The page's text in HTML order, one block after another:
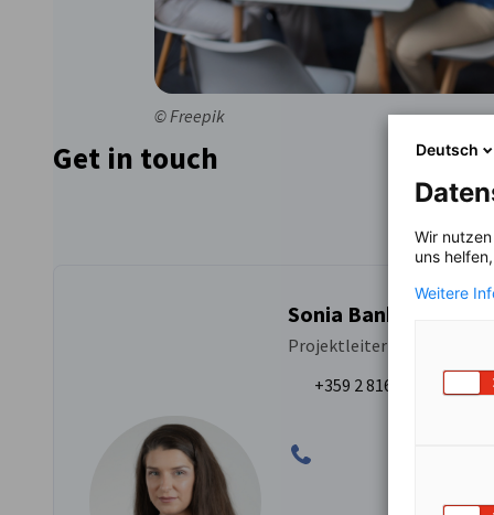
© Freepik
Get in touch
Sonia Bankova
Projektleiterin Aus- und
+359 2 81630 28 | +359
Deutsch
Wir
uns
Weitere